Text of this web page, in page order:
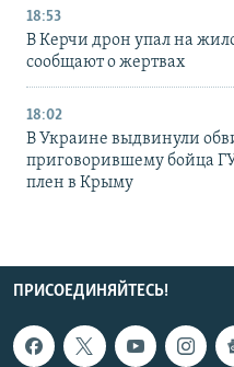
18:53
В Керчи дрон упал на
сообщают о жертвах
18:02
В Украине выдвинули
приговорившему бойца
плен в Крыму
ПРИСОЕДИНЯЙТЕСЬ!